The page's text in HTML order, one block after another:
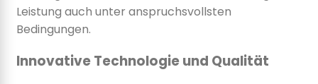
Leistung auch unter anspruchsvollsten
Bedingungen.
Innovative Technologie und Qualität